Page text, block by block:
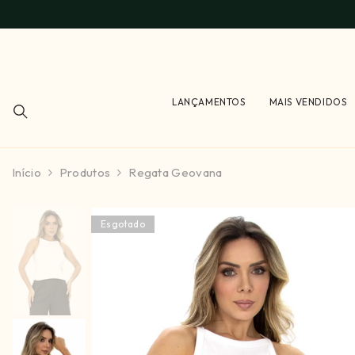
LANÇAMENTOS MAIS VENDIDOS
Início Produtos Regata Geovana
Esgotado